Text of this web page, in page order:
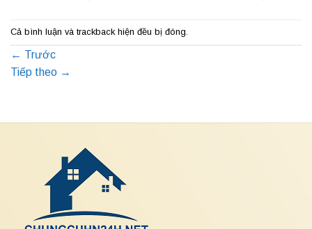
Cả bình luận và trackback hiện đều bị đóng.
← Trước
Tiếp theo →